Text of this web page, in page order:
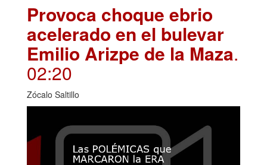
Provoca choque ebrio
acelerado en el bulevar
Emilio Arizpe de la Maza.
02:20
Zócalo Saltillo